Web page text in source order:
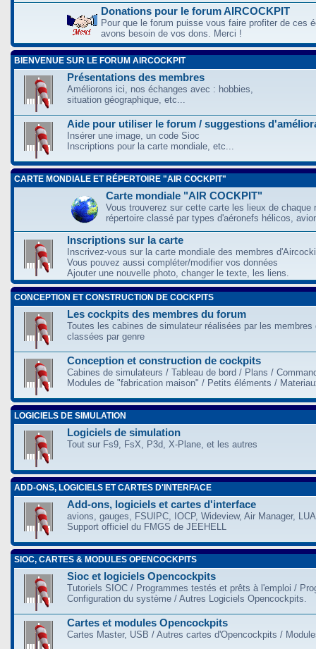
Donations pour le forum AIRCOCKPIT
Pour que le forum puisse vous faire profiter de ces
avons besoin de vos dons. Merci !
BIENVENUE SUR LE FORUM AIRCOCKPIT
Présentations des membres
Améliorons ici, nos échanges avec : hobbies,
situation géographique, etc...
Aide pour utiliser le forum / suggestions
Insérer une image, un code Sioc
Inscriptions pour la carte mondiale, etc...
CARTE MONDIALE ET RÉPERTOIRE "AIR COCKPIT"
Carte mondiale "AIR COCKPIT"
Vous trouverez sur cette carte les lieux de chaque
répertoire classé par types d'aéronefs hélicos,
Inscriptions sur la carte
Inscrivez-vous sur la carte mondiale des membres
Vous pouvez aussi compléter/modifier vos données
Ajouter une nouvelle photo, changer le texte, les liens.
CONCEPTION ET CONSTRUCTION DE COCKPITS
Les cockpits des membres du forum
Toutes les cabines de simulateur réalisées par les membres
classées par genre
Conception et construction de cockpits
Cabines de simulateurs / Tableau de bord / Plans /
Modules de "fabrication maison" / Petits éléments /
LOGICIELS DE SIMULATION
Logiciels de simulation
Tout sur Fs9, FsX, P3d, X-Plane, et les autres
ADD-ONS, LOGICIELS ET CARTES D'INTERFACE
Add-ons, logiciels et cartes d'interface
avions, gauges, FSUIPC, IOCP, Wideview, Air Manager,
Support officiel du FMGS de JEEHELL
SIOC, CARTES & MODULES OPENCOCKPITS
Sioc et logiciels Opencockpits
Tutoriels SIOC / Programmes testés et prêts à l'emploi /
Configuration du système / Autres Logiciels Opencockpits.
Cartes et modules Opencockpits
Cartes Master, USB / Autres cartes d'Opencockpits /